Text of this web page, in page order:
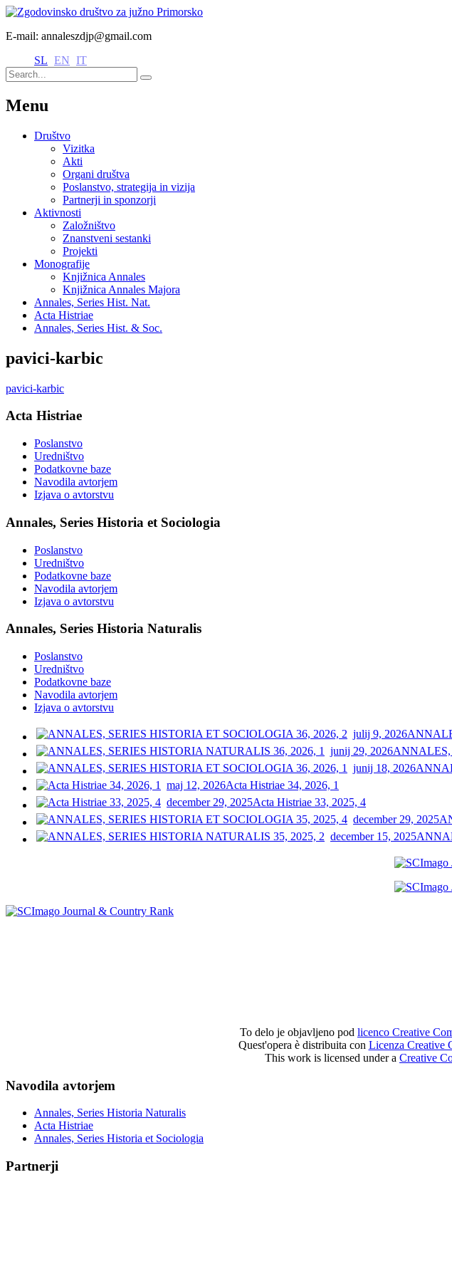
E-mail: annaleszdjp@gmail.com
SL EN IT
Menu
Društvo
Vizitka
Akti
Organi društva
Poslanstvo, strategija in vizija
Partnerji in sponzorji
Aktivnosti
Založništvo
Znanstveni sestanki
Projekti
Monografije
Knjižnica Annales
Knjižnica Annales Majora
Annales, Series Hist. Nat.
Acta Histriae
Annales, Series Hist. & Soc.
pavici-karbic
pavici-karbic
Acta Histriae
Poslanstvo
Uredništvo
Podatkovne baze
Navodila avtorjem
Izjava o avtorstvu
Annales, Series Historia et Sociologia
Poslanstvo
Uredništvo
Podatkovne baze
Navodila avtorjem
Izjava o avtorstvu
Annales, Series Historia Naturalis
Poslanstvo
Uredništvo
Podatkovne baze
Navodila avtorjem
Izjava o avtorstvu
julij 9, 2026
junij 29, 2026ANNALES,
junij 18, 2026
maj 12, 2026Acta Histriae 34, 2026, 1
december 29, 2025Acta Histriae 33, 2025, 4
december 29, 2025
december 15, 2025
To delo je objavljeno pod licenco Creative
Quest'opera è distribuita con Licenza Creative
This work is licensed under a Creative
Navodila avtorjem
Annales, Series Historia Naturalis
Acta Histriae
Annales, Series Historia et Sociologia
Partnerji